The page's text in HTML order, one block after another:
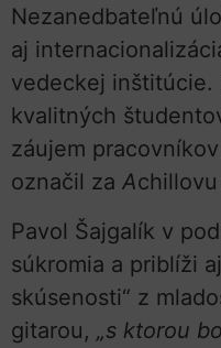
Nezanedbateľnú
aj
vedeckej
kvalitných
záujem
označil za Achillovu
Pavol Šajgalík v
súkromia a priblíži
skúsenosti“ z
gitarou, „s ktorou